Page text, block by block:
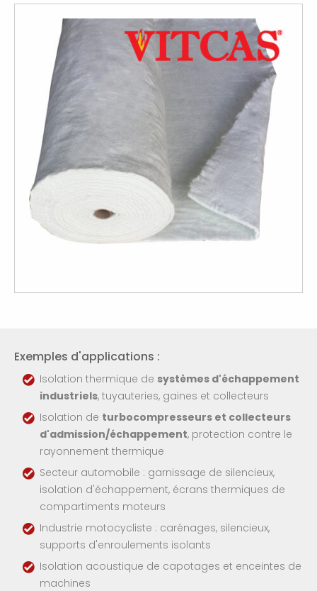
Exemples d'applications :
Isolation thermique de systèmes d'échappement
industriels, tuyauteries, gaines et collecteurs
Isolation de turbocompresseurs et collecteurs
d'admission/échappement, protection contre le
rayonnement thermique
Secteur automobile : garnissage de silencieux,
isolation d'échappement, écrans thermiques de
compartiments moteurs
Industrie motocycliste : carénages, silencieux,
supports d'enroulements isolants
Isolation acoustique de capotages et enceintes de
machines